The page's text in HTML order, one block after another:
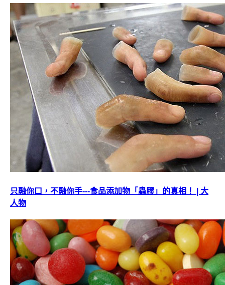
只融你口，不融你手---食品添加物「蟲膠」的真相！ | 大
人物